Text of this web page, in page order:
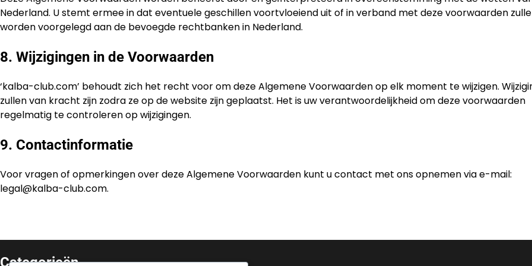
Nederland. U stemt ermee in dat eventuele geschillen voortvloeiend uit of in verband met deze voorwaarden
worden voorgelegd aan de bevoegde rechtbanken in Nederland.
8. Wijzigingen in de Voorwaarden
‘kalba-club.com’ behoudt zich het recht voor om deze Algemene Voorwaarden op elk moment te wijzigen.
zullen van kracht zijn zodra ze op de website zijn geplaatst. Het is uw verantwoordelijkheid om deze voorwaarden
regelmatig te controleren op wijzigingen.
9. Contactinformatie
Voor vragen of opmerkingen over deze Algemene Voorwaarden kunt u contact met ons opnemen via e-mail:
legal@kalba-club.com.
Categorieën